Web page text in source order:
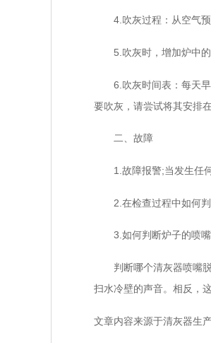
4.吹灰过程：从空气
5.吹灰时，增加炉中的
6.吹灰时间表：每天早
要吹灰，请尝试将其安排
二、故障
1.故障报警;当发生任何
2.在检查过程中如何判
3.如何判断炉子的喷嘴
判断哪个清灰器喷嘴脱
扫水冷壁的声音。相反，
文章内容来源于清灰器生